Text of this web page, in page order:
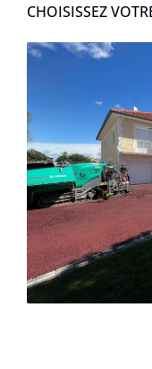
CHOISISSEZ